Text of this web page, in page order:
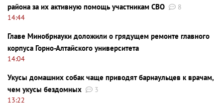
района за их активную помощь участникам СВО
8
14:44
Главе Минобрнауки доложили о грядущем ремонте главного
корпуса Горно-Алтайского университета
14:04
Укусы домашних собак чаще приводят барнаульцев к врачам,
чем укусы бездомных
3
13:22